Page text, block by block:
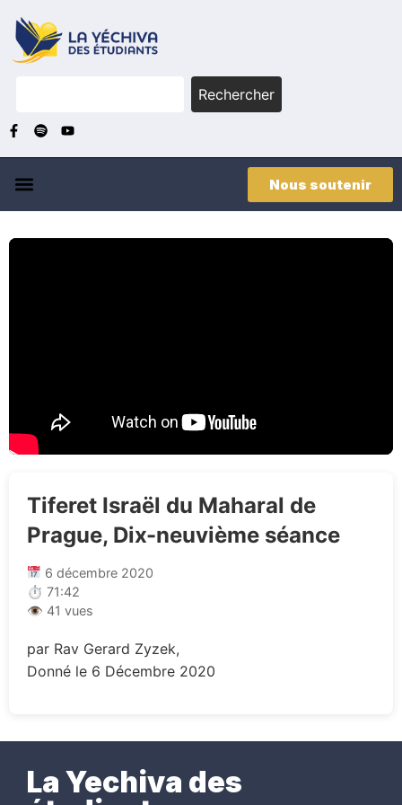
Rechercher
Nous soutenir
Tiferet Israël du Maharal de
Prague, Dix-neuvième séance
6 décembre 2020
⏱ 71:42
👁 41 vues
par Rav Gerard Zyzek,
Donné le 6 Décembre 2020
La Yechiva des